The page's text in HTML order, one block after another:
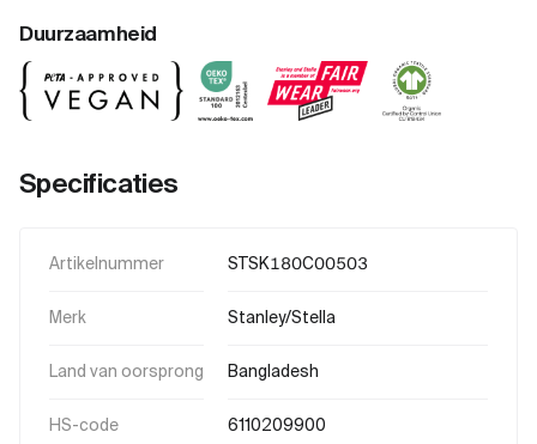
Duurzaamheid
Specificaties
Artikelnummer STSK180C00503
Merk Stanley/Stella
Land van oorsprong Bangladesh
HS-code 6110209900